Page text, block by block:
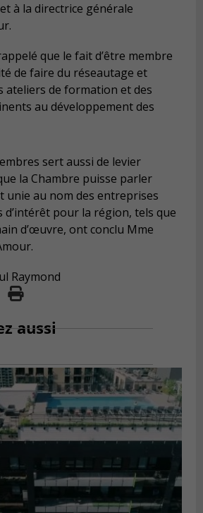
à la directrice générale
que le fait d’être membre
de faire du réseautage et
ateliers de formation et des
au développement des
sert aussi de levier
la Chambre puisse parler
unie au nom des entreprises
d’intérêt pour la région, tels que
d’œuvre, ont conclu Mme
Raymond
aussi